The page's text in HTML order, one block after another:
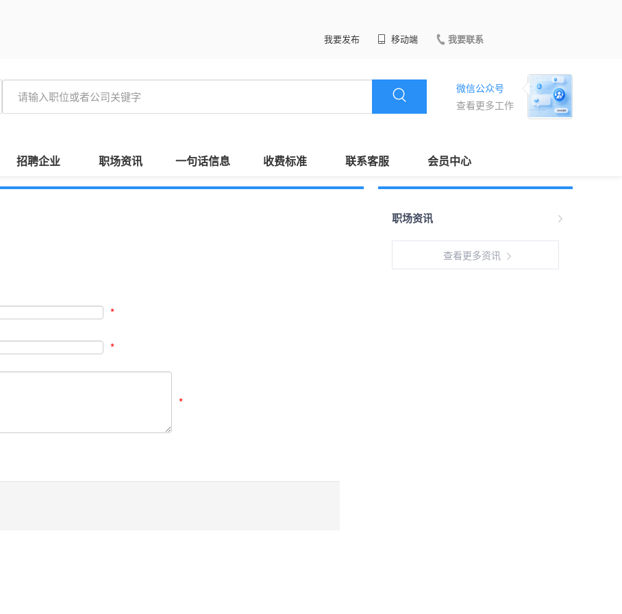
我要发布
移动端 我要联系
微信公众号
查看更多工作
招聘企业 职场资讯 一句话信息 收费标准 联系客服 会员中心
*
*
*
职场资讯
查看更多资讯